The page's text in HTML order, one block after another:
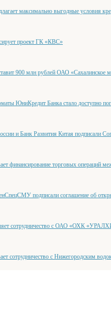
максимально выгодные условия
проект ГК «КВС»
900 млн рублей ОАО «Сахалинское
ЮниКредит Банка стало доступно
и Банк Развития Китая подписали
финансирование торговых операций
подписали соглашение об
сотрудничество с ОАО «ОХК
сотрудничество с Нижегородским